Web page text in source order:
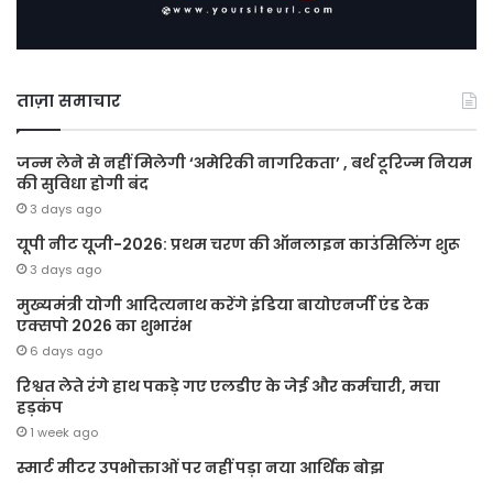
ताज़ा समाचार
जन्म लेने से नहीं मिलेगी ‘अमेरिकी नागरिकता’ , बर्थ टूरिज्म नियम
की सुविधा होगी बंद
3 days ago
यूपी नीट यूजी-2026: प्रथम चरण की ऑनलाइन काउंसिलिंग शुरू
3 days ago
मुख्यमंत्री योगी आदित्यनाथ करेंगे इंडिया बायोएनर्जी एंड टेक
एक्सपो 2026 का शुभारंभ
6 days ago
रिश्वत लेते रंगे हाथ पकड़े गए एलडीए के जेई और कर्मचारी, मचा
हड़कंप
1 week ago
स्मार्ट मीटर उपभोक्ताओं पर नहीं पड़ा नया आर्थिक बोझ